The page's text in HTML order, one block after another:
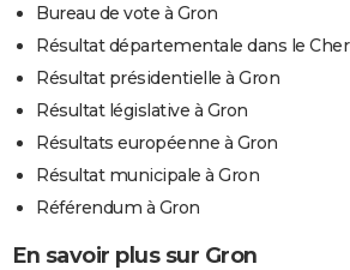
Bureau de vote à Gron
Résultat départementale dans le Cher
Résultat présidentielle à Gron
Résultat législative à Gron
Résultats européenne à Gron
Résultat municipale à Gron
Référendum à Gron
En savoir plus sur Gron